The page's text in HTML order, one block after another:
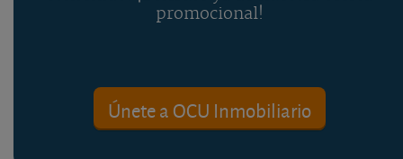
promocional!
Únete a OCU Inmobiliario